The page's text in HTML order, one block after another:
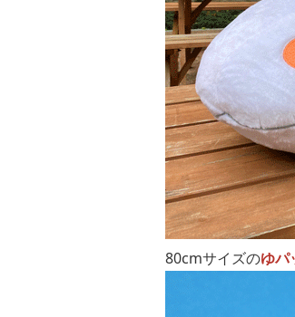
80cmサイズのゆパ